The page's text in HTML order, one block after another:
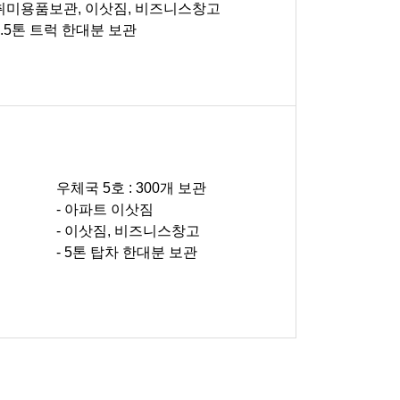
미용품보관, 이삿짐, 비즈니스창고
톤 트럭 한대분 보관
우체국 5호 : 300개 보관
- 아파트 이삿짐
- 이삿짐, 비즈니스창고
- 5톤 탑차 한대분 보관